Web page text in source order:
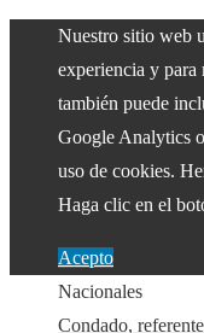
Nuestro sitio web
experiencia y
también puede
Google Analytics
uso de cookies.
Haga clic en el
Acepto
Nacionales
Condado,